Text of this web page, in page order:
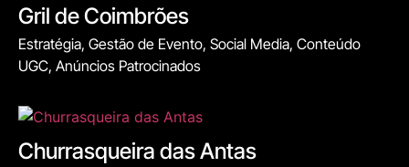
Gril de Coimbrões
Estratégia, Gestão de Evento, Social Media, Conteúdo
UGC, Anúncios Patrocinados
Churrasqueira das Antas